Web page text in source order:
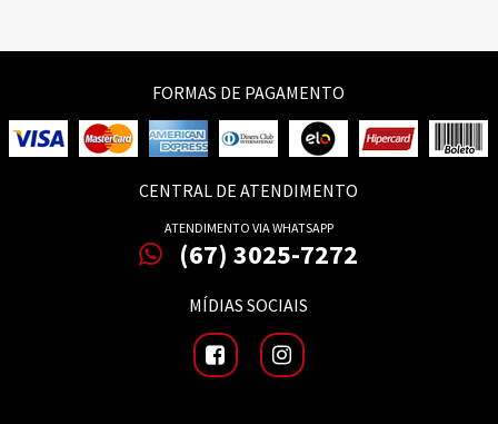
FORMAS DE PAGAMENTO
CENTRAL DE ATENDIMENTO
ATENDIMENTO VIA WHATSAPP
(67) 3025-7272
MÍDIAS SOCIAIS